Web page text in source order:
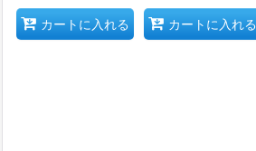
カートに入れる カートに入れる